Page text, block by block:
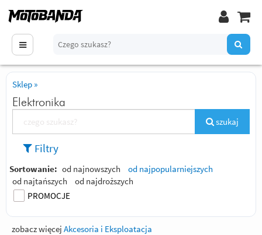
Sklep »
Elektronika
szukaj
Filtry
Sortowanie: od najnowszych
od najpopularniejszych
od najtańszych
od najdroższych
PROMOCJE
zobacz więcej Akcesoria i Eksploatacja